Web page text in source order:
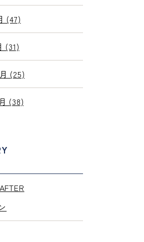
(47)
(31)
(25)
(38)